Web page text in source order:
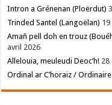
Intron a Grénenan (Ploërdut)
Trinded Santel (Langoëlan)
Amañ pell doh en trouz
avril 2026
Allelouia, meuleudi Deoc’h! 28
Ordinal ar C’horaiz /